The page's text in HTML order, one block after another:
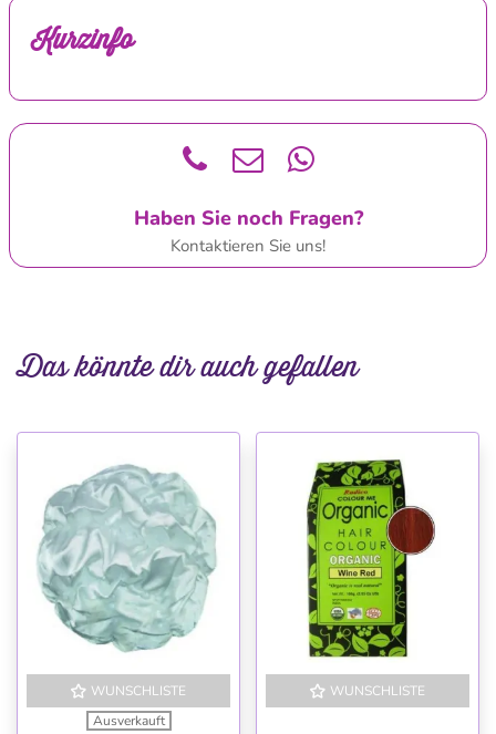
Kurzinfo
Haben Sie noch Fragen?
Kontaktieren Sie uns!
Das könnte dir auch gefallen
WUNSCHLISTE
Ausverkauft
WUNSCHLISTE